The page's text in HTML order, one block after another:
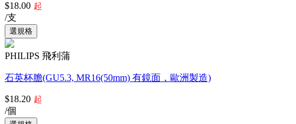
$18.00 起
/支
PHILIPS 飛利蒲
石英杯膽(GU5.3, MR16(50mm) 有鏡面，歐洲製造)
$18.20 起
/個